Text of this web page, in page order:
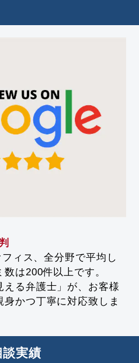
ィス、全分野で平均し
は200件以上です。
る弁護士」が、お客様
かつ丁寧に対応致しま
実績